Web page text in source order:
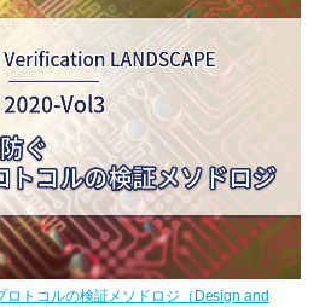
ロトコルの検証メソドロジ（Design and